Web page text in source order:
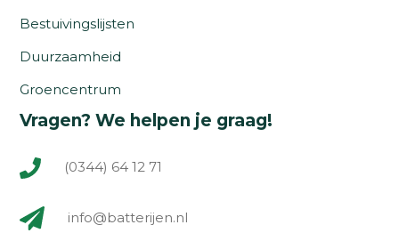
Bestuivingslijsten
Duurzaamheid
Groencentrum
Vragen? We helpen je graag!
(0344) 64 12 71
info@batterijen.nl